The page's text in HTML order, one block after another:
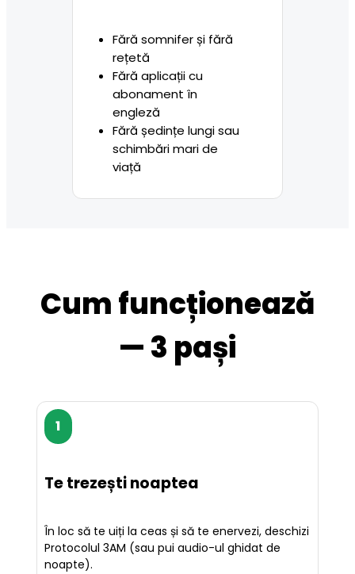
Fără somnifer și fără
rețetă
Fără aplicații cu
abonament în
engleză
Fără ședințe lungi sau
schimbări mari de
viață
Cum funcționează
— 3 pași
1
Te trezești noaptea
În loc să te uiți la ceas și să te enervezi, deschizi
Protocolul 3AM (sau pui audio-ul ghidat de
noapte).